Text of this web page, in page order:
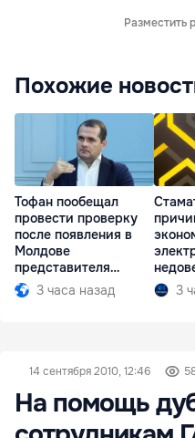
Разместить
Похожие
Тофан пообещал
провести проверку
после появления в
Молдове
представителя
Южной Осетии
3 часа назад
3
14 сентября 2010, 12:46
На помощь